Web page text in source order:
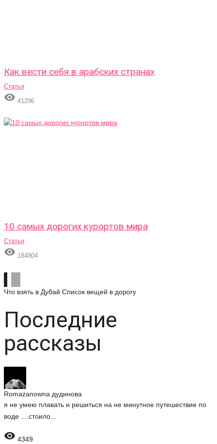
Как вести себя в арабских странах
Статья
 41296
10 самых дорогих курортов мира
Статья
 184804
Что взять в Дубай Список вещей в дорогу
Последние
рассказы
Romazanowna дудинова
я не умею плавать и решиться на не минутное путешествие по
воде ....стоило...
 4349